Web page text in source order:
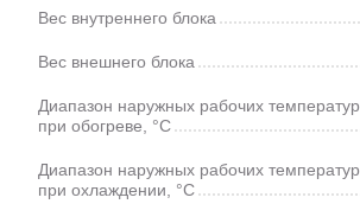
Вес внутреннего блока
Вес внешнего блока
Диапазон наружных рабочих температур
при обогреве, °C
Диапазон наружных рабочих температур
при охлаждении, °C